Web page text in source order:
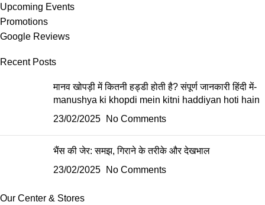
Upcoming Events
Promotions
Google Reviews
Recent Posts
मानव खोपड़ी में कितनी हड्डी होती है? संपूर्ण जानकारी हिंदी में-
manushya ki khopdi mein kitni haddiyan hoti hain
23/02/2025
No Comments
भैंस की जेर: समझ, गिराने के तरीके और देखभाल
23/02/2025
No Comments
Our Center & Stores